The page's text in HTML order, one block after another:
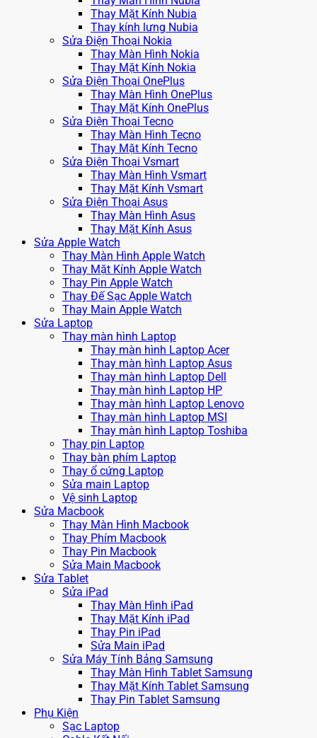
Thay Mặt Kính Nubia
Thay kính lưng Nubia
Sửa Điện Thoại Nokia
Thay Màn Hình Nokia
Thay Mặt Kính Nokia
Sửa Điện Thoại OnePlus
Thay Màn Hình OnePlus
Thay Mặt Kính OnePlus
Sửa Điện Thoại Tecno
Thay Màn Hình Tecno
Thay Mặt Kính Tecno
Sửa Điện Thoại Vsmart
Thay Màn Hình Vsmart
Thay Mặt Kính Vsmart
Sửa Điện Thoại Asus
Thay Màn Hình Asus
Thay Mặt Kính Asus
Sửa Apple Watch
Thay Màn Hình Apple Watch
Thay Mặt Kính Apple Watch
Thay Pin Apple Watch
Thay Đế Sạc Apple Watch
Thay Main Apple Watch
Sửa Laptop
Thay màn hình Laptop
Thay màn hình Laptop Acer
Thay màn hình Laptop Asus
Thay màn hình Laptop Dell
Thay màn hình Laptop HP
Thay màn hình Laptop Lenovo
Thay màn hình Laptop MSI
Thay màn hình Laptop Toshiba
Thay pin Laptop
Thay bàn phím Laptop
Thay ổ cứng Laptop
Sửa main Laptop
Vệ sinh Laptop
Sửa Macbook
Thay Màn Hình Macbook
Thay Phím Macbook
Thay Pin Macbook
Sửa Main Macbook
Sửa Tablet
Sửa iPad
Thay Màn Hình iPad
Thay Mặt Kính iPad
Thay Pin iPad
Sửa Main iPad
Sửa Máy Tính Bảng Samsung
Thay Màn Hình Tablet Samsung
Thay Mặt Kính Tablet Samsung
Thay Pin Tablet Samsung
Phụ Kiện
Sạc Laptop